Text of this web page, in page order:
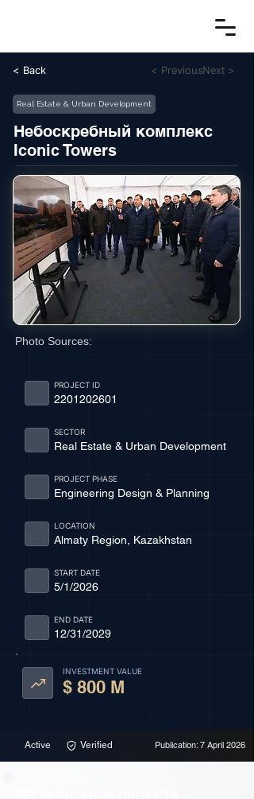
< Back < PreviousNext >
Real Estate & Urban Development
Небоскребный комплекс
Iconic Towers
Photo Sources:
2201202601
PROJECT ID
Real Estate & Urban Development
SECTOR
Engineering Design & Planning
PROJECT PHASE
Almaty Region, Kazakhstan
LOCATION
5/1/2026
START DATE
12/31/2029
END DATE
INVESTMENT VALUE
$ 800 M
Active Verified Publication: 7 April 2026